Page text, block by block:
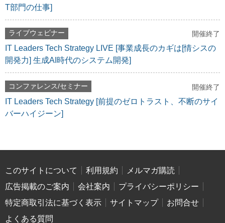
T部門の仕事]
ライブウェビナー 開催終了
IT Leaders Tech Strategy LIVE [事業成長のカギは[情シスの
開発力] 生成AI時代のシステム開発]
コンファレンス/セミナー 開催終了
IT Leaders Tech Strategy [前提のゼロトラスト、不断のサイ
バーハイジーン]
このサイトについて 利用規約
メルマガ購読
広告掲載のご案内
会社案内
プライバシーポリシー
特定商取引法に基づく表示
サイトマップ
お問合せ
よくある質問